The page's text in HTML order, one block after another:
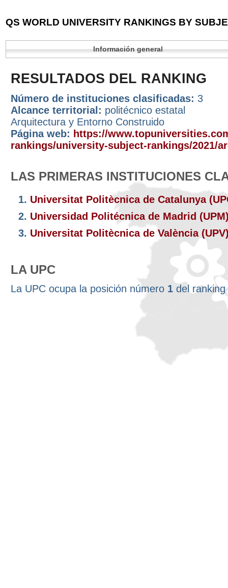
QS WORLD UNIVERSITY RANKINGS BY
Información general
RESULTADOS DEL RANKING
Número de instituciones clasificadas: 3
Alcance territorial: politécnico estatal
Arquitectura y Entorno Construido
Página web: https://
rankings/university-subject-rankings/2021/
LAS PRIMERAS INSTITUCIONES
1. Universitat Politècnica de Catalunya
2. Universidad Politécnica de Madrid
3. Universitat Politècnica de València
LA UPC
La UPC ocupa la posición número 1 del ranking